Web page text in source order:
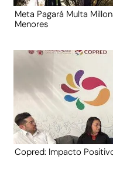
Meta Pagará Multa
Menores
Copred: Impacto